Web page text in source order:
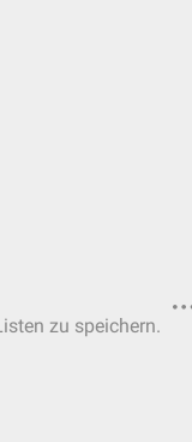
zu speichern.